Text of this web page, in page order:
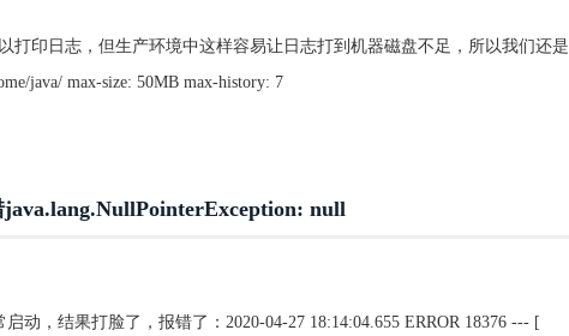
打印日志，但生产环境中这样容易让日志打到机器磁盘不足，所以我们还是
java/ max-size: 50MB max-history: 7
null
动，结果打脸了，报错了：2020-04-27 18:14:04.655 ERROR 18376 --- [